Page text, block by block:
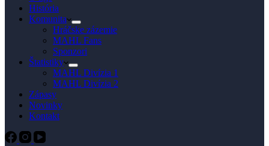
História
Komunita
Hráčske zázemie
MAHL Fans
Sponzori
Štatistiky
MAHL Divízia 1
MAHL Divízia 2
Zápasy
Novinky
Kontakt